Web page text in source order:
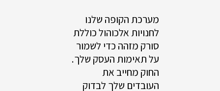
מערכת הקופה שלנו
לחנויות אלכוהול כוללת
סורק מזהה כדי לשמור
על תאימות העסק שלך.
החוק מחייב את
העובדים שלך לבדוק